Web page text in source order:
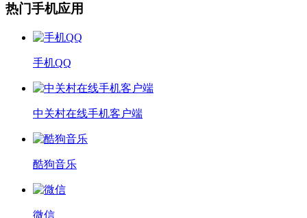
热门手机应用
手机QQ
中关村在线手机客户端
酷狗音乐
微信